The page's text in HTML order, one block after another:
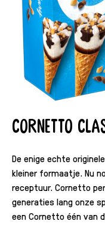
Cornetto
De enige echte
kleiner formaatje. Nu
receptuur. Cornetto
generaties lang onze
een Cornetto één van